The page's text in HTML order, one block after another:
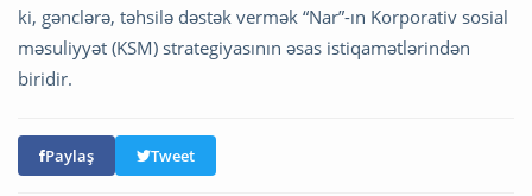
ki, gənclərə, təhsilə dəstək vermək “Nar”-ın Korporativ sosial
məsuliyyət (KSM) strategiyasının əsas istiqamətlərindən
biridir.
Paylaş Tweet